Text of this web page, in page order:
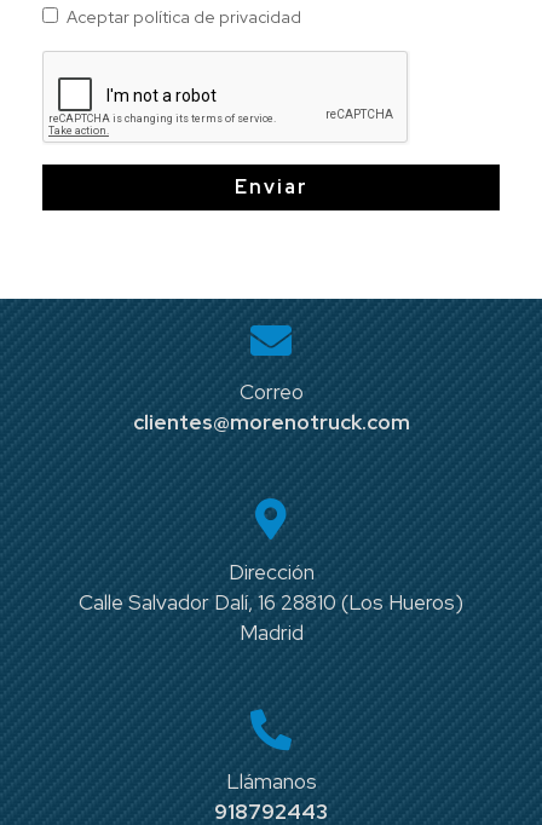
Aceptar política de privacidad
Enviar
Correo
clientes@morenotruck.com
Dirección
Calle Salvador Dalí, 16 28810 (Los Hueros)
Madrid
Llámanos
918792443